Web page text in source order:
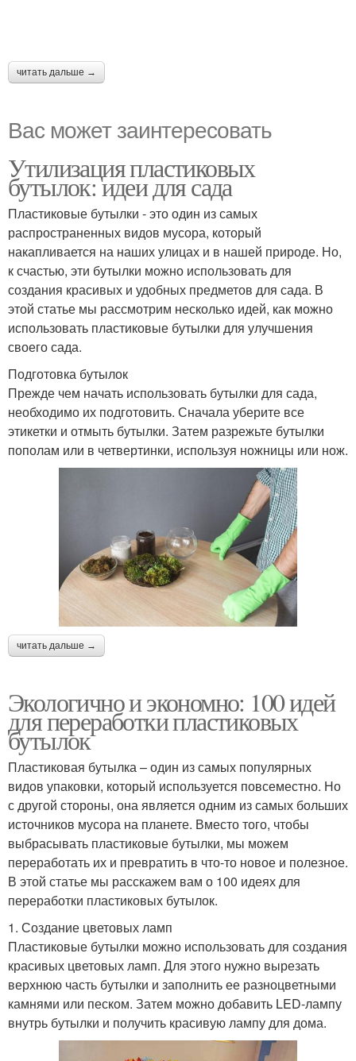
читать дальше →
Вас может заинтересовать
Утилизация пластиковых
бутылок: идеи для сада
Пластиковые бутылки - это один из самых
распространенных видов мусора, который
накапливается на наших улицах и в нашей природе. Но,
к счастью, эти бутылки можно использовать для
создания красивых и удобных предметов для сада. В
этой статье мы рассмотрим несколько идей, как можно
использовать пластиковые бутылки для улучшения
своего сада.
Подготовка бутылок
Прежде чем начать использовать бутылки для сада,
необходимо их подготовить. Сначала уберите все
этикетки и отмыть бутылки. Затем разрежьте бутылки
пополам или в четвертинки, используя ножницы или нож.
читать дальше →
Экологично и экономно: 100 идей
для переработки пластиковых
бутылок
Пластиковая бутылка – один из самых популярных
видов упаковки, который используется повсеместно. Но
с другой стороны, она является одним из самых больших
источников мусора на планете. Вместо того, чтобы
выбрасывать пластиковые бутылки, мы можем
переработать их и превратить в что-то новое и полезное.
В этой статье мы расскажем вам о 100 идеях для
переработки пластиковых бутылок.
1. Создание цветовых ламп
Пластиковые бутылки можно использовать для создания
красивых цветовых ламп. Для этого нужно вырезать
верхнюю часть бутылки и заполнить ее разноцветными
камнями или песком. Затем можно добавить LED-лампу
внутрь бутылки и получить красивую лампу для дома.